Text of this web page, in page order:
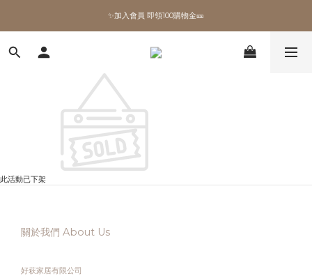
✨加入會員 即領100購物金🎫
✨加入會員 即領100購物金🎫
全館滿額現折🔥
加拿大Umbra．買千送百🎫
✨加入會員 即領100購物金🎫
此活動已下架
關於我們 About Us
好萩家居有限公司